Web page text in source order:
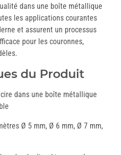
dans une boîte métallique
les applications courantes
et assurent un processus
pour les couronnes,
du Produit
dans une boîte métallique
Ø 5 mm, Ø 6 mm, Ø 7 mm,